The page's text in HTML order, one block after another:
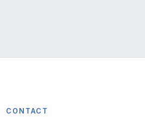
CONTACT